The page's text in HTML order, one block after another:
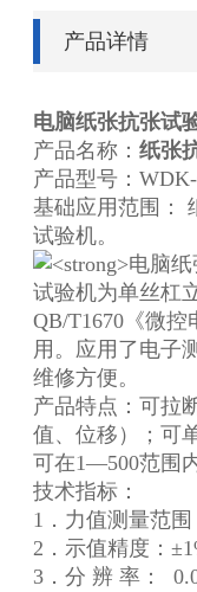
产品详情
电脑纸张抗张试
产品名称： 纸张
产品型号：
基础应用范围：
试验机。
试验机为单丝杠
QB/T1670《微
用。应用了电子
维修方便。
产品特点：可拉
值、位移）；可
可在1—500范围
技术指标：
1．力值测量范围
2．示值精度：
3．分 辨 率：